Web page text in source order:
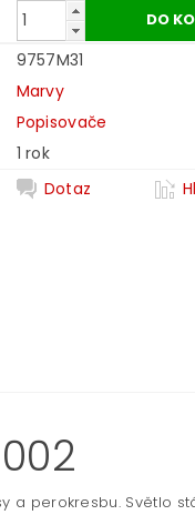
9757M31
Marvy
Popisovače
1 rok
Dotaz
a perokresbu. Světlo